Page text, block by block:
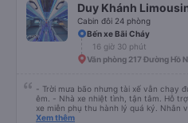
Duy Khánh
Cabin đôi 24 phòng
Bến xe Bãi Cháy
16 giờ 30 phút
Văn phòng 217 Đường Hồ
- Trời mưa bão nhưng tài xế vẫn chạy
êm. - Nhà xe nhiệt tình, tận tâm. Hỗ
xe miễn phụ thu hành lý quá ký. Nhân
thích tài xế. Lái xe an toàn. Chu đáo,
Xem thêm